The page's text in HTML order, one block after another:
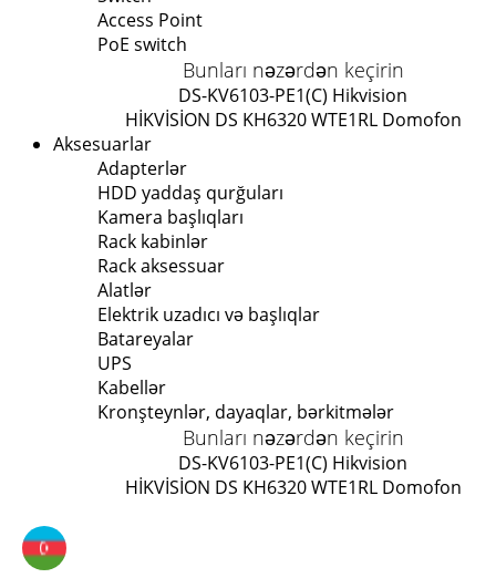
Access Point
PoE switch
Bunları nəzərdən keçirin
DS-KV6103-PE1(C) Hikvision
HİKVİSİON DS KH6320 WTE1RL Domofon
Aksesuarlar
Adapterlər
HDD yaddaş qurğuları
Kamera başlıqları
Rack kabinlər
Rack aksessuar
Alatlər
Elektrik uzadıcı və başlıqlar
Batareyalar
UPS
Kabellər
Kronşteynlər, dayaqlar, bərkitmələr
Bunları nəzərdən keçirin
DS-KV6103-PE1(C) Hikvision
HİKVİSİON DS KH6320 WTE1RL Domofon